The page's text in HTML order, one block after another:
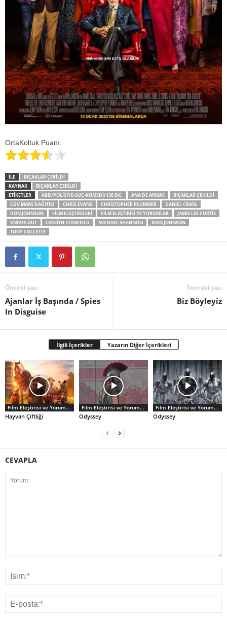
OrtaKoltuk Puanı:
İLE
BIÇAKLAR ÇEKILDI
KAYNAK
BIÇAKLAR ÇEKILDI
ETİKETLER
ABD/POLISIYE-SUÇ-KOMEDI/130 DK. ANA DE ARMAS
BIÇAKLAR ÇEKILDI
CGV MARS DAĞITIM
CHRIS EVANS CHRISTOPHER PLUMMER
DANIEL CRAIG
DON JOHNSON
FILM ELEŞTIRILERI FILM ELEŞTIRISI VE YORUMLAR
JAMIE LEE CURTIS
KNIVES OUT
LAKEITH STANFIELD MİCHAEL SHANNON
RIAN JOHNSON
TONY COLLETTE
Önceki yazı
Ajanlar İş Başında / Spies
In Disguise
Sonraki yazı
Biz Böyleyiz
İlgili İçerikler Yazarın Diğer İçerikleri
Film Eleştirisi ve Yorumlar
Hayvan Çiftliği
Film Eleştirisi ve Yorumlar
Odyssey
Film Eleştirisi ve Yorumlar
Odyssey
CEVAPLA